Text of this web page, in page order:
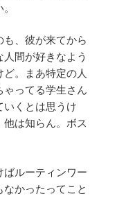
、彼が来てから
間が好きなよう
。まあ特定の人
ってる学生さん
いくとは思うけ
は知らん。ボス
ばルーティンワー
かったってこと